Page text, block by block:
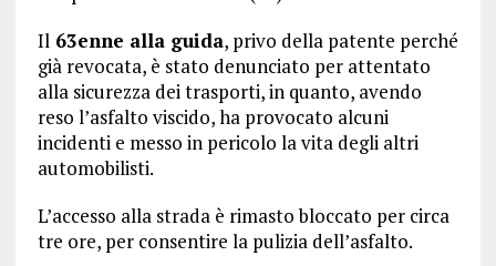
Il63enne alla guida, privo della patente perché
già revocata, è stato denunciato per attentato
alla sicurezza dei trasporti, in quanto, avendo
reso l’asfalto viscido, ha provocato alcuni
incidenti e messo in pericolo la vita degli altri
automobilisti.
L’accesso alla strada è rimasto bloccato per circa
tre ore, per consentire la pulizia dell’asfalto.